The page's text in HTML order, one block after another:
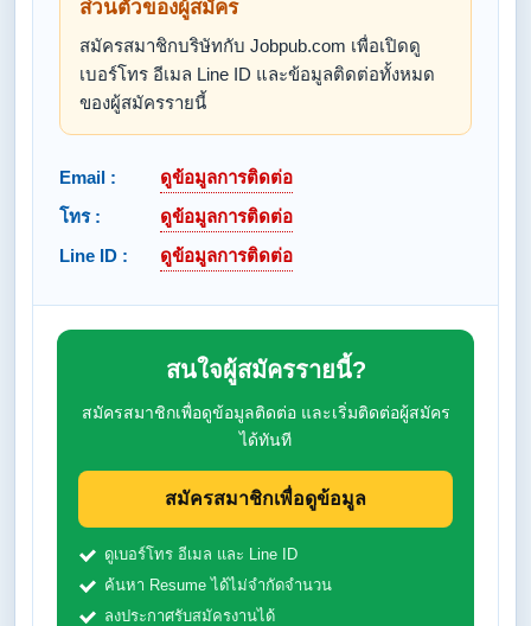
ส่วนตัวของผู้สมัคร
สมัครสมาชิกบริษัทกับ Jobpub.com เพื่อเปิดดู
เบอร์โทร อีเมล Line ID และข้อมูลติดต่อทั้งหมด
ของผู้สมัครรายนี้
Email :
ดูข้อมูลการติดต่อ
โทร :
ดูข้อมูลการติดต่อ
Line ID :
ดูข้อมูลการติดต่อ
สนใจผู้สมัครรายนี้?
สมัครสมาชิกเพื่อดูข้อมูลติดต่อ และเริ่มติดต่อผู้สมัคร
ได้ทันที
สมัครสมาชิกเพื่อดูข้อมูล
ดูเบอร์โทร อีเมล และ Line ID
ค้นหา Resume ได้ไม่จำกัดจำนวน
ลงประกาศรับสมัครงานได้